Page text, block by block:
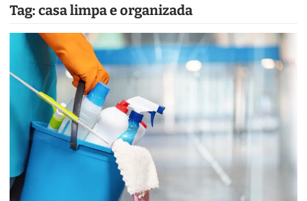
Tag: casa limpa e organizada